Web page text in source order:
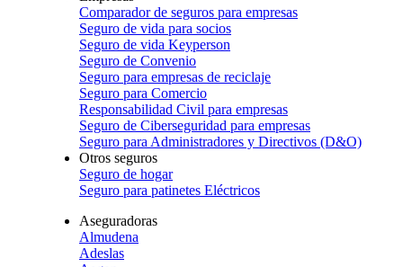
Comparador de seguros para empresas
Seguro de vida para socios
Seguro de vida Keyperson
Seguro de Convenio
Seguro para empresas de reciclaje
Seguro para Comercio
Responsabilidad Civil para empresas
Seguro de Ciberseguridad para empresas
Seguro para Administradores y Directivos (D&O)
Otros seguros
Seguro de hogar
Seguro para patinetes Eléctricos
Aseguradoras
Almudena
Adeslas